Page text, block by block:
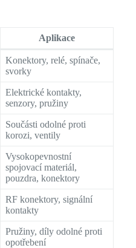
Aplikace
Konektory, relé, spínače,
svorky
Elektrické kontakty,
senzory, pružiny
Součásti odolné proti
korozi, ventily
Vysokopevnostní
spojovací materiál,
pouzdra, konektory
RF konektory, signální
kontakty
Pružiny, díly odolné proti
opotřebení